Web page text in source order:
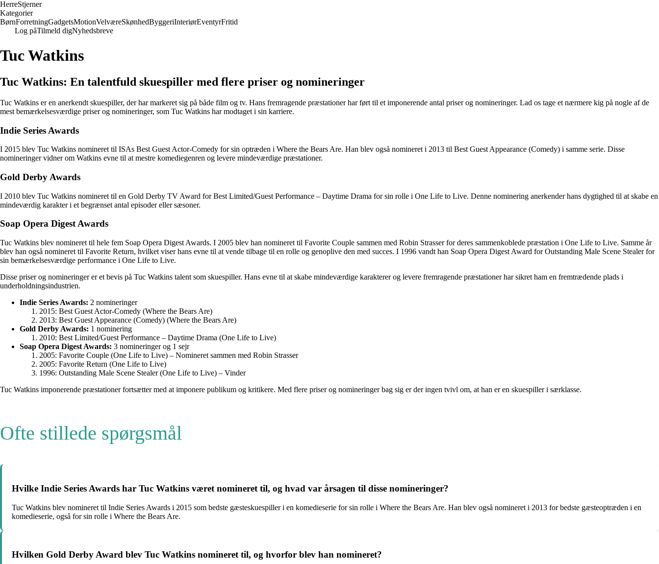
HerreStjerner
Kategorier
BørnForretningGadgetsMotionVelværeSkønhedByggeriInteriørEventyrFritid
Log påTilmeld digNyhedsbreve
Tuc Watkins
Tuc Watkins: En talentfuld skuespiller med flere priser og nomineringer
Tuc Watkins er en anerkendt skuespiller, der har markeret sig på både film og tv. Hans fremragende præstationer har ført til et imponerende antal priser og nomineringer. Lad os tage et nærmere kig på nogle af de
mest bemærkelsesværdige priser og nomineringer, som Tuc Watkins har modtaget i sin karriere.
Indie Series Awards
I 2015 blev Tuc Watkins nomineret til ISAs Best Guest Actor-Comedy for sin optræden i Where the Bears Are. Han blev også nomineret i 2013 til Best Guest Appearance (Comedy) i samme serie. Disse
nomineringer vidner om Watkins evne til at mestre komediegenren og levere mindeværdige præstationer.
Gold Derby Awards
I 2010 blev Tuc Watkins nomineret til en Gold Derby TV Award for Best Limited/Guest Performance – Daytime Drama for sin rolle i One Life to Live. Denne nominering anerkender hans dygtighed til at skabe en
mindeværdig karakter i et begrænset antal episoder eller sæsoner.
Soap Opera Digest Awards
Tuc Watkins blev nomineret til hele fem Soap Opera Digest Awards. I 2005 blev han nomineret til Favorite Couple sammen med Robin Strasser for deres sammenkoblede præstation i One Life to Live. Samme år
blev han også nomineret til Favorite Return, hvilket viser hans evne til at vende tilbage til en rolle og genoplive den med succes. I 1996 vandt han Soap Opera Digest Award for Outstanding Male Scene Stealer for
sin bemærkelsesværdige performance i One Life to Live.
Disse priser og nomineringer er et bevis på Tuc Watkins talent som skuespiller. Hans evne til at skabe mindeværdige karakterer og levere fremragende præstationer har sikret ham en fremtrædende plads i
underholdningsindustrien.
Indie Series Awards: 2 nomineringer
2015: Best Guest Actor-Comedy (Where the Bears Are)
2013: Best Guest Appearance (Comedy) (Where the Bears Are)
Gold Derby Awards: 1 nominering
2010: Best Limited/Guest Performance – Daytime Drama (One Life to Live)
Soap Opera Digest Awards: 3 nomineringer og 1 sejr
2005: Favorite Couple (One Life to Live) – Nomineret sammen med Robin Strasser
2005: Favorite Return (One Life to Live)
1996: Outstanding Male Scene Stealer (One Life to Live) – Vinder
Tuc Watkins imponerende præstationer fortsætter med at imponere publikum og kritikere. Med flere priser og nomineringer bag sig er der ingen tvivl om, at han er en skuespiller i særklasse.
Ofte stillede spørgsmål
Hvilke Indie Series Awards har Tuc Watkins været nomineret til, og hvad var årsagen til disse nomineringer?
Tuc Watkins blev nomineret til Indie Series Awards i 2015 som bedste gæsteskuespiller i en komedieserie for sin rolle i Where the Bears Are. Han blev også nomineret i 2013 for bedste gæsteoptræden i en
komedieserie, også for sin rolle i Where the Bears Are.
Hvilken Gold Derby Award blev Tuc Watkins nomineret til, og hvorfor blev han nomineret?